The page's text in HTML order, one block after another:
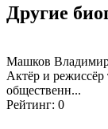
Другие
Машков
Актёр и режиссёр
общественн...
Рейтинг: 0